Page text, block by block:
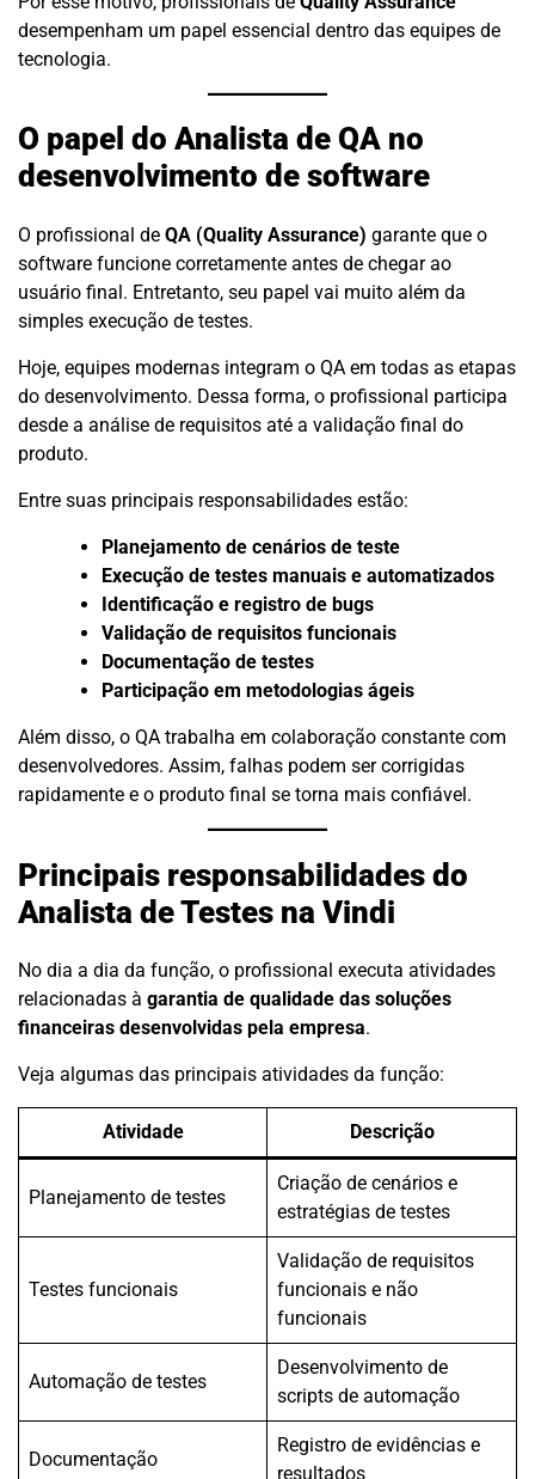
desempenham um papel essencial dentro das equipes de
tecnologia.
O papel do Analista de QA no
desenvolvimento de software
O profissional de QA (Quality Assurance) garante que o
software funcione corretamente antes de chegar ao
usuário final. Entretanto, seu papel vai muito além da
simples execução de testes.
Hoje, equipes modernas integram o QA em todas as etapas
do desenvolvimento. Dessa forma, o profissional participa
desde a análise de requisitos até a validação final do
produto.
Entre suas principais responsabilidades estão:
Planejamento de cenários de teste
Execução de testes manuais e automatizados
Identificação e registro de bugs
Validação de requisitos funcionais
Documentação de testes
Participação em metodologias ágeis
Além disso, o QA trabalha em colaboração constante com
desenvolvedores. Assim, falhas podem ser corrigidas
rapidamente e o produto final se torna mais confiável.
Principais responsabilidades do
Analista de Testes na Vindi
No dia a dia da função, o profissional executa atividades
relacionadas à garantia de qualidade das soluções
financeiras desenvolvidas pela empresa.
Veja algumas das principais atividades da função:
Atividade Descrição
Planejamento de testes
Criação de cenários e
estratégias de testes
Testes funcionais
Validação de requisitos
funcionais e não
funcionais
Automação de testes
Desenvolvimento de
scripts de automação
Documentação
Registro de evidências e
resultados